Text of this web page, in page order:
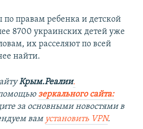
правам ребенка и детской
8700 украинских детей уже
их расселяют по всей
найти.
Крым.Реалии.
зеркального сайта:
за основными новостями в
вам установить VPN.